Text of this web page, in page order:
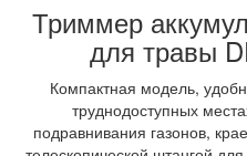
Триммер
для травы
Компактная модель,
труднодоступных
подравнивания газонов,